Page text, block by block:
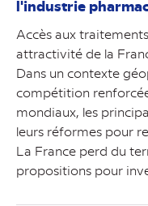
l'industrie
Accès aux
attractivité de la
Dans un contexte
compétition
mondiaux, les
leurs réformes pour
La France perd du
propositions pour